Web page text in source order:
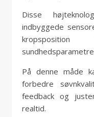
Disse
indbyggede
På denne måde
forbedre
feedback og
realtid.